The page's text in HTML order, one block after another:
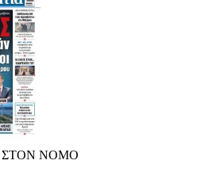
ΣΤΟΝ ΝΟΜΟ